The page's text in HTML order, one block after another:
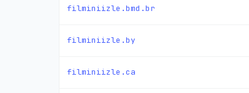
filminiizle.bmd.br
filminiizle.by
filminiizle.ca